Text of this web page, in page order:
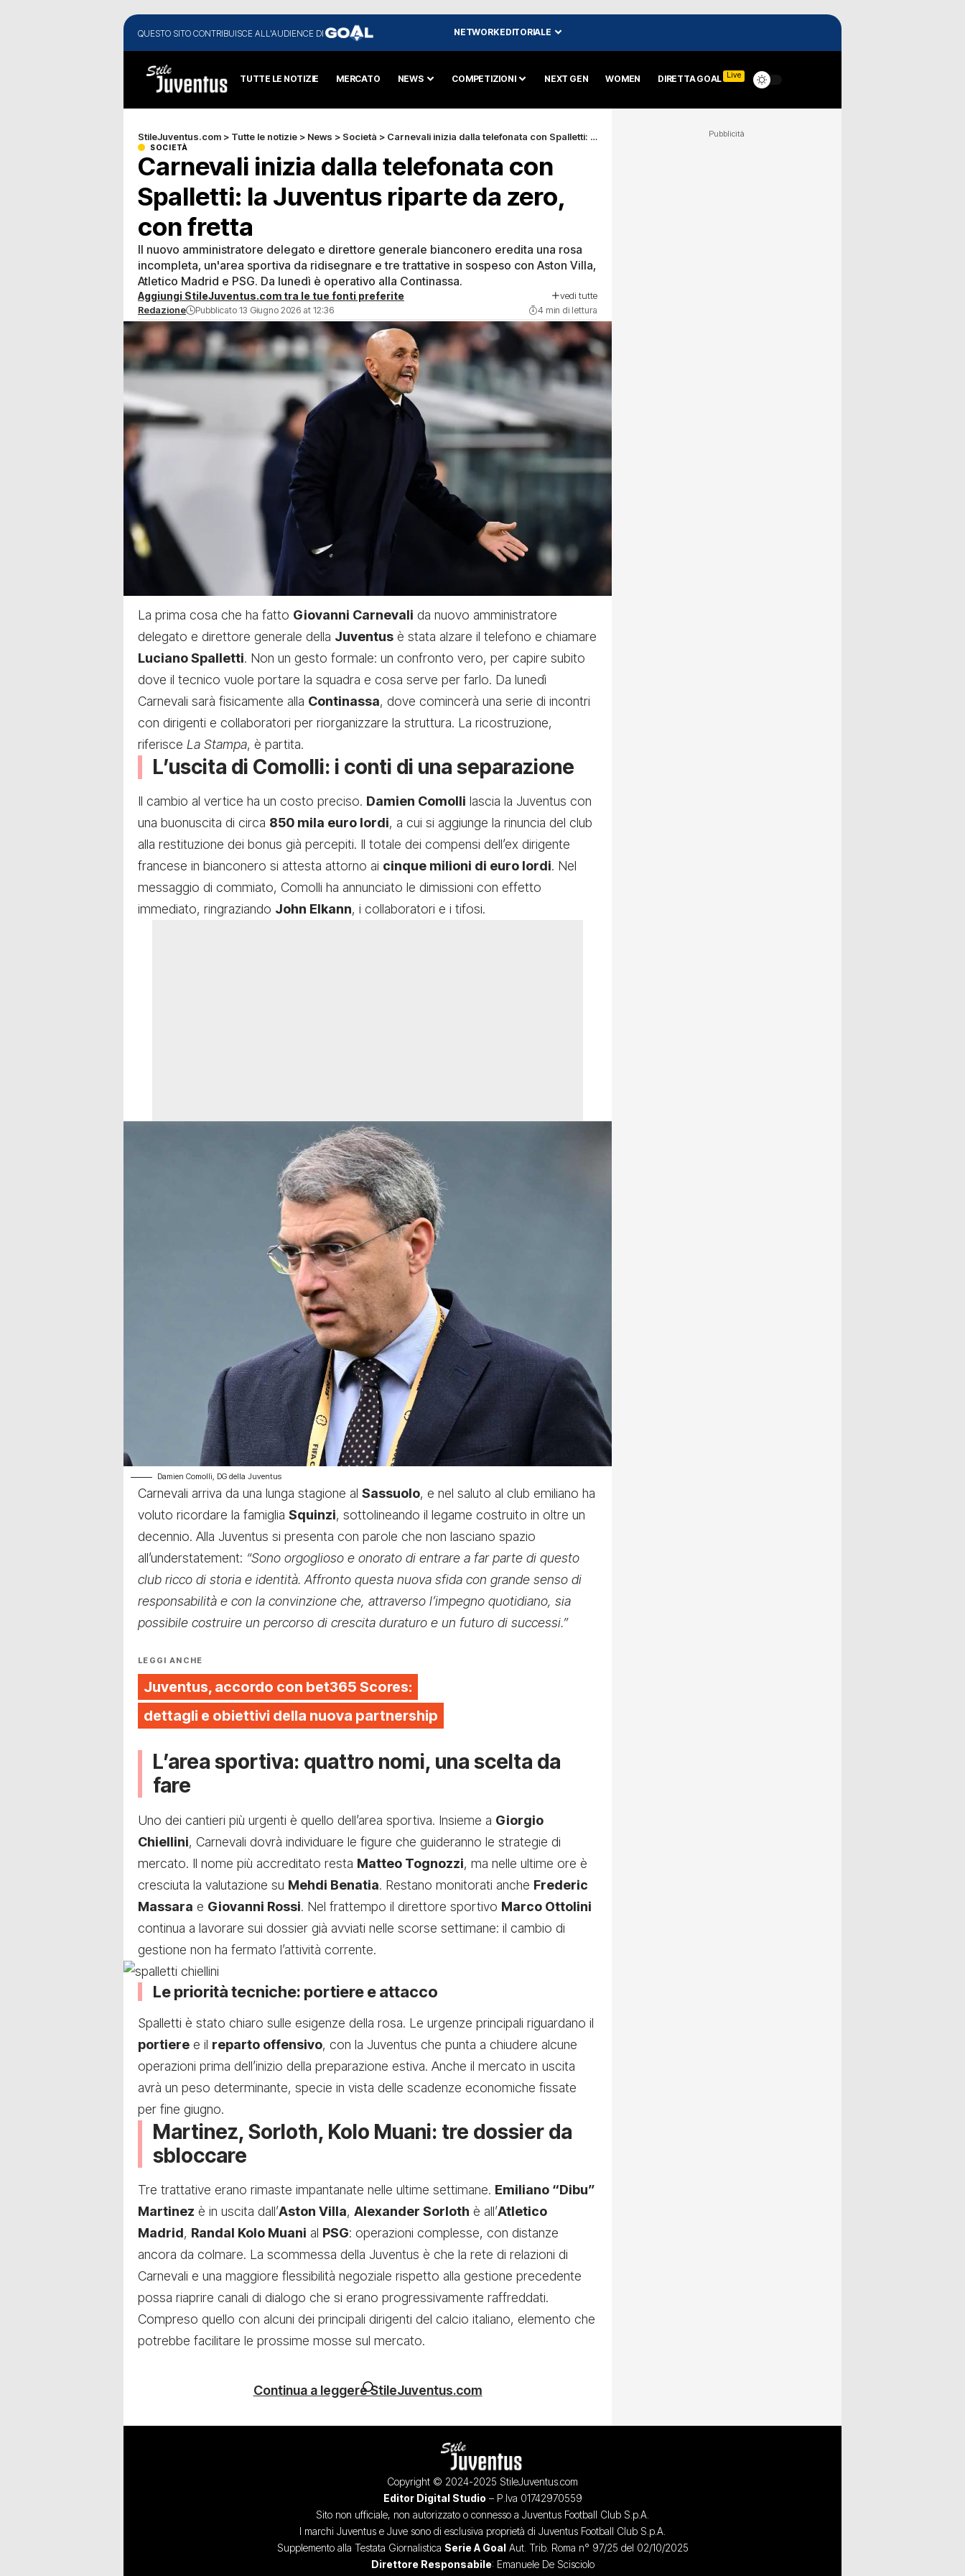
QUESTO SITO CONTRIBUISCE ALL'AUDIENCE DI NETWORK EDITORIALE
TUTTE LE NOTIZIE MERCATO NEWS COMPETIZIONI NEXT GEN WOMEN DIRETTA GOAL Live
StileJuventus.com > Tutte le notizie > News > Società > Carnevali inizia dalla telefonata con Spalletti: la Juventus riparte da zero, con fretta
SOCIETÀ
Carnevali inizia dalla telefonata con
Spalletti: la Juventus riparte da zero,
con fretta
Il nuovo amministratore delegato e direttore generale bianconero eredita una rosa
incompleta, un'area sportiva da ridisegnare e tre trattative in sospeso con Aston Villa,
Atletico Madrid e PSG. Da lunedì è operativo alla Continassa.
Aggiungi StileJuventus.com tra le tue fonti preferite vedi tutte
Redazione Pubblicato 13 Giugno 2026 at 12:36 4 min di lettura
La prima cosa che ha fatto Giovanni Carnevali da nuovo amministratore
delegato e direttore generale della Juventus è stata alzare il telefono e chiamare
Luciano Spalletti. Non un gesto formale: un confronto vero, per capire subito
dove il tecnico vuole portare la squadra e cosa serve per farlo. Da lunedì
Carnevali sarà fisicamente alla Continassa, dove comincerà una serie di incontri
con dirigenti e collaboratori per riorganizzare la struttura. La ricostruzione,
riferisce La Stampa, è partita.
L’uscita di Comolli: i conti di una separazione
Il cambio al vertice ha un costo preciso. Damien Comolli lascia la Juventus con
una buonuscita di circa 850 mila euro lordi, a cui si aggiunge la rinuncia del club
alla restituzione dei bonus già percepiti. Il totale dei compensi dell’ex dirigente
francese in bianconero si attesta attorno ai cinque milioni di euro lordi. Nel
messaggio di commiato, Comolli ha annunciato le dimissioni con effetto
immediato, ringraziando John Elkann, i collaboratori e i tifosi.
Damien Comolli, DG della Juventus
Carnevali arriva da una lunga stagione al Sassuolo, e nel saluto al club emiliano ha
voluto ricordare la famiglia Squinzi, sottolineando il legame costruito in oltre un
decennio. Alla Juventus si presenta con parole che non lasciano spazio
all’understatement: “Sono orgoglioso e onorato di entrare a far parte di questo
club ricco di storia e identità. Affronto questa nuova sfida con grande senso di
responsabilità e con la convinzione che, attraverso l’impegno quotidiano, sia
possibile costruire un percorso di crescita duraturo e un futuro di successi.”
LEGGI ANCHE
Juventus, accordo con bet365 Scores:
dettagli e obiettivi della nuova partnership
L’area sportiva: quattro nomi, una scelta da
fare
Uno dei cantieri più urgenti è quello dell’area sportiva. Insieme a Giorgio
Chiellini, Carnevali dovrà individuare le figure che guideranno le strategie di
mercato. Il nome più accreditato resta Matteo Tognozzi, ma nelle ultime ore è
cresciuta la valutazione su Mehdi Benatia. Restano monitorati anche Frederic
Massara e Giovanni Rossi. Nel frattempo il direttore sportivo Marco Ottolini
continua a lavorare sui dossier già avviati nelle scorse settimane: il cambio di
gestione non ha fermato l’attività corrente.
Le priorità tecniche: portiere e attacco
Spalletti è stato chiaro sulle esigenze della rosa. Le urgenze principali riguardano il
portiere e il reparto offensivo, con la Juventus che punta a chiudere alcune
operazioni prima dell’inizio della preparazione estiva. Anche il mercato in uscita
avrà un peso determinante, specie in vista delle scadenze economiche fissate
per fine giugno.
Martinez, Sorloth, Kolo Muani: tre dossier da
sbloccare
Tre trattative erano rimaste impantanate nelle ultime settimane. Emiliano “Dibu”
Martinez è in uscita dall’Aston Villa, Alexander Sorloth è all’Atletico
Madrid, Randal Kolo Muani al PSG: operazioni complesse, con distanze
ancora da colmare. La scommessa della Juventus è che la rete di relazioni di
Carnevali e una maggiore flessibilità negoziale rispetto alla gestione precedente
possa riaprire canali di dialogo che si erano progressivamente raffreddati.
Compreso quello con alcuni dei principali dirigenti del calcio italiano, elemento che
potrebbe facilitare le prossime mosse sul mercato.
Continua a leggere StileJuventus.com
Pubblicità
Copyright © 2024-2025 StileJuventus.com
Editor Digital Studio – P.Iva 01742970559
Sito non ufficiale, non autorizzato o connesso a Juventus Football Club S.p.A.
I marchi Juventus e Juve sono di esclusiva proprietà di Juventus Football Club S.p.A.
Supplemento alla Testata Giornalistica Serie A GoalAut. Trib. Roma n° 97/25 del 02/10/2025
Direttore Responsabile: Emanuele De Scisciolo